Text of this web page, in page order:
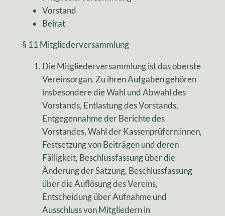
Vorstand
Beirat
§ 11 Mitgliederversammlung
Die Mitgliederversammlung ist das oberste
Vereinsorgan. Zu ihren Aufgaben gehören
insbesondere die Wahl und Abwahl des
Vorstands, Entlastung des Vorstands,
Entgegennahme der Berichte des
Vorstandes, Wahl der Kassenprüfern:innen,
Festsetzung von Beiträgen und deren
Fälligkeit, Beschlussfassung über die
Änderung der Satzung, Beschlussfassung
über die Auflösung des Vereins,
Entscheidung über Aufnahme und
Ausschluss von Mitgliedern in